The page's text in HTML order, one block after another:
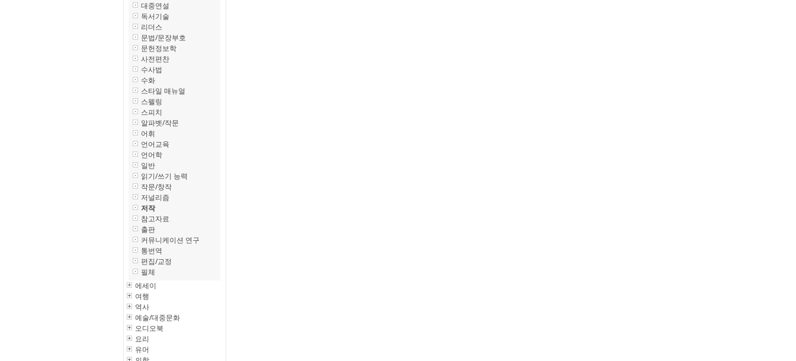
대중연설
독서기술
리더스
문법/문장부호
문헌정보학
사전편찬
수사법
수화
스타일 매뉴얼
스펠링
스피치
알파벳/작문
어휘
언어교육
언어학
일반
읽기/쓰기 능력
작문/창작
저널리즘
저작
참고자료
출판
커뮤니케이션 연구
통번역
편집/교정
필체
에세이
여행
역사
예술/대중문화
오디오북
요리
유머